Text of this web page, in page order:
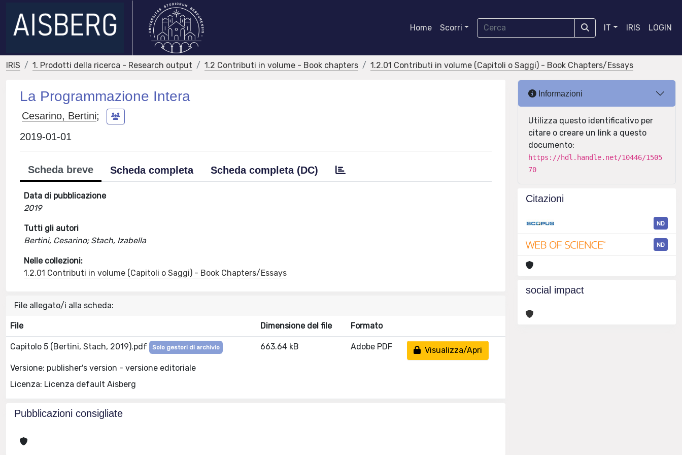
Home Scorri IT IRIS LOGIN
IRIS 1. Prodotti della ricerca - Research output 1.2 Contributi in volume - Book chapters 1.2.01 Contributi in volume (Capitoli o Saggi) - Book Chapters/Essays
La Programmazione Intera
Cesarino, Bertini;
2019-01-01
Scheda breve Scheda completa Scheda completa (DC)
Data di pubblicazione
2019
Tutti gli autori
Bertini, Cesarino; Stach, Izabella
Nelle collezioni:
1.2.01 Contributi in volume (Capitoli o Saggi) - Book Chapters/Essays
File allegato/i alla scheda:
File Dimensione del file Formato
Capitolo 5 (Bertini, Stach, 2019).pdf Solo gestori di archivio
Versione: publisher's version - versione editoriale
Licenza: Licenza default Aisberg
663.64 kB Adobe PDF Visualizza/Apri
Pubblicazioni consigliate
Informazioni
Utilizza questo identificativo per
citare o creare un link a questo
documento:
https://hdl.handle.net/10446/1505
70
Citazioni
ND
ND
social impact